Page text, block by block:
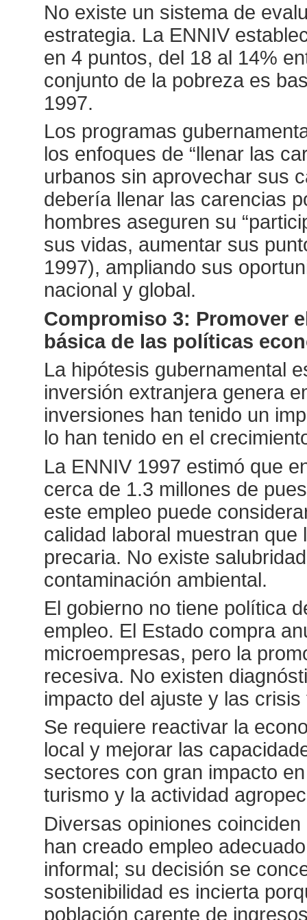
No existe un sistema de
estrategia. La ENNIV
en 4 puntos, del 18 al 14%
conjunto de la pobreza es
1997.
Los programas
los enfoques de “llenar las
urbanos sin aprovechar sus
debería llenar las carencias
hombres aseguren su
sus vidas, aumentar sus
1997), ampliando sus
nacional y global.
Compromiso 3: Promover
básica de las políticas
La hipótesis gubernamental
inversión extranjera genera
inversiones han tenido un
lo han tenido en el
La ENNIV 1997 estimó que
cerca de 1.3 millones de
este empleo puede
calidad laboral muestran
precaria. No existe
contaminación ambiental.
El gobierno no tiene política
empleo. El Estado compra
microempresas, pero la
recesiva. No existen
impacto del ajuste y las
Se requiere reactivar la
local y mejorar las
sectores con gran impacto
turismo y la actividad
Diversas opiniones
han creado empleo
informal; su decisión se
sostenibilidad es incierta
población carente de